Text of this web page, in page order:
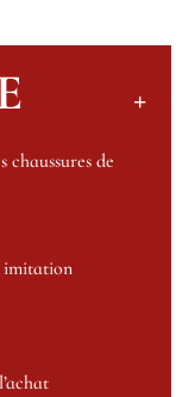
chaussures de
imitation